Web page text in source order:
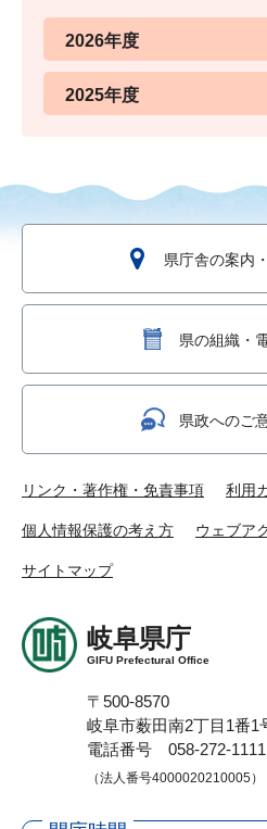
2026年度
2025年度
県庁舎の案内
県の組織・
県政へのご
リンク・著作権・免責事項 利用
個人情報保護の考え方 ウェブア
サイトマップ
岐阜県庁
GIFU Prefectural Office
〒500-8570
岐阜市薮田南2丁目1番1
電話番号 058-272-1111
（法人番号4000020210005）